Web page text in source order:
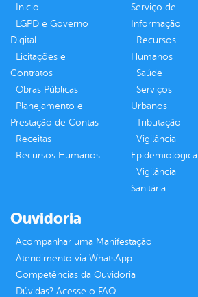
Inicio
LGPD e Governo
Digital
Licitações e
Contratos
Obras Públicas
Planejamento e
Prestação de Contas
Receitas
Recursos Humanos
Serviço de
Informação
Recursos
Humanos
Saúde
Serviços
Urbanos
Tributação
Vigilância
Epidemiológica
Vigilância
Sanitária
Ouvidoria
Acompanhar uma Manifestação
Atendimento via WhatsApp
Competências da Ouvidoria
Dúvidas? Acesse o FAQ